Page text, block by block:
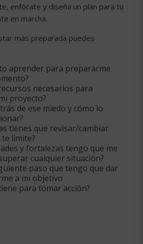
enfócate y diseña un plan para tu
en marcha.
más preparada puedes
aprender para prepararme
necesarios para
proyecto?
de ese miedo y cómo lo
tienes que revisar/cambiar
limite?
y fortalezas tengo que me
cualquier situación?
paso que tengo que dar
a mi objetivo
para tomar acción?